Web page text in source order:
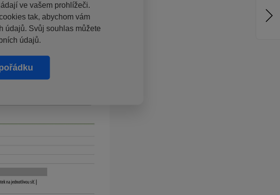
ve vašem prohlížeči.
tak, abychom vám
údajů. Svůj souhlas můžete
údajů.